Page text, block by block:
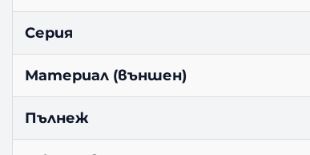
Серия
Материал (външен)
Пълнеж